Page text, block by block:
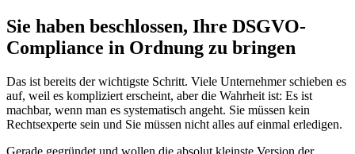
Sie haben beschlossen, Ihre DSGVO-
Compliance in Ordnung zu bringen
Das ist bereits der wichtigste Schritt. Viele Unternehmer schieben es
auf, weil es kompliziert erscheint, aber die Wahrheit ist: Es ist
machbar, wenn man es systematisch angeht. Sie müssen kein
Rechtsexperte sein und Sie müssen nicht alles auf einmal erledigen.
Gerade gegründet und wollen die absolut kleinste Version der